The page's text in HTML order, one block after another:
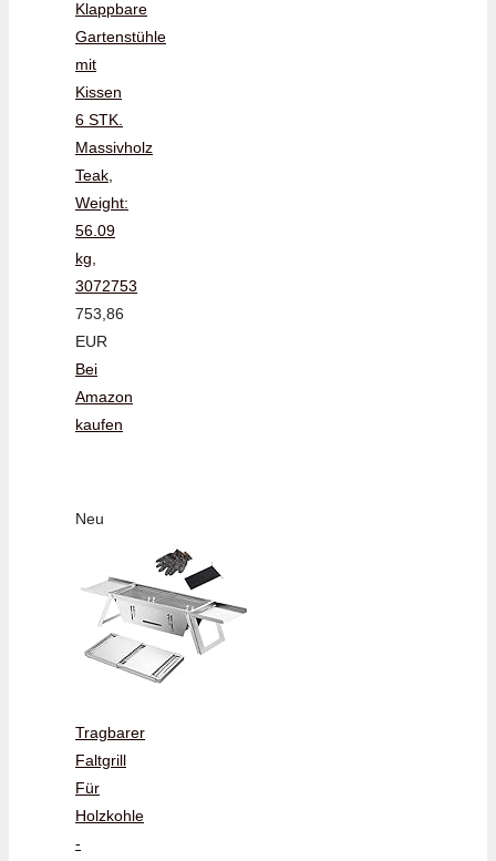
Klappbare
Gartenstühle
mit
Kissen
6 STK.
Massivholz
Teak,
Weight:
56.09
kg,
3072753
753,86
EUR
Bei
Amazon
kaufen
Neu
Tragbarer
Faltgrill
Für
Holzkohle
-